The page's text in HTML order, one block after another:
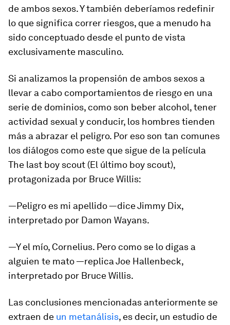
de ambos sexos. Y también deberíamos redefinir
lo que significa correr riesgos, que a menudo ha
sido conceptuado desde el punto de vista
exclusivamente masculino.
Si analizamos la propensión de ambos sexos a
llevar a cabo comportamientos de riesgo en una
serie de dominios, como son beber alcohol, tener
actividad sexual y conducir, los hombres tienden
más a abrazar el peligro. Por eso son tan comunes
los diálogos como este que sigue de la película
The last boy scout (El último boy scout),
protagonizada por Bruce Willis:
—Peligro es mi apellido —dice Jimmy Dix,
interpretado por Damon Wayans.
—Y el mío, Cornelius. Pero como se lo digas a
alguien te mato —replica Joe Hallenbeck,
interpretado por Bruce Willis.
Las conclusiones mencionadas anteriormente se
extraen de un metanálisis, es decir, un estudio de